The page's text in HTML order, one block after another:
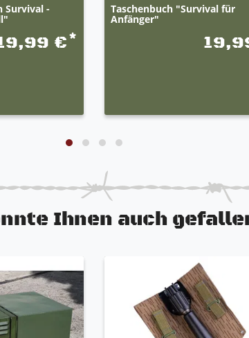
Survival -
€*
Taschenbuch "Survival für
Anfänger"
Ihnen auch